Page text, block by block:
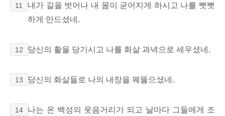
11 내가 길을 벗어나 내 몸이 굳어지게 하시고 나를 뻣뻣
하게 만드셨네.
12 당신의 활을 당기시고 나를 화살 과녁으로 세우셨네.
13 당신의 화살들로 나의 내장을 꿰뚫으셨네.
14 나는 온 백성의 웃음거리가 되고 날마다 그들에게 조